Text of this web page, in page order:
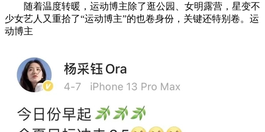
随着温度转暖，运动博主除了逛公园、女明露营，星变不
少女艺人又重拾了“运动博主”的也卷身份，关键还特别卷。运
动博主